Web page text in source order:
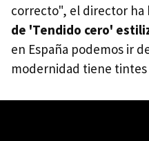
correcto", el director ha
de 'Tendido cero'
en España podemos ir
modernidad tiene tintes